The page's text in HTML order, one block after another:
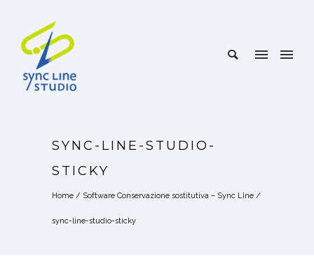
SYNC-LINE-STUDIO-
STICKY
Home / Software Conservazione sostitutiva – Sync Line /
sync-line-studio-sticky